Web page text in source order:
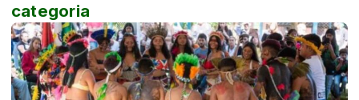
categoria